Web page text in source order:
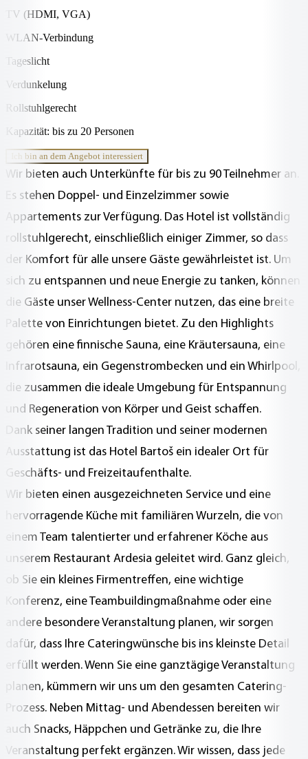
TV (HDMI, VGA)
WLAN-Verbindung
Tageslicht
Verdunkelung
Rollstuhlgerecht
Kapazität: bis zu 20 Personen
Ich bin an dem Angebot interessiert
Wir bieten auch Unterkünfte für bis zu 90 Teilnehmer an.
Es stehen Doppel- und Einzelzimmer sowie
Appartements zur Verfügung. Das Hotel ist vollständig
rollstuhlgerecht, einschließlich einiger Zimmer, so dass
der Komfort für alle unsere Gäste gewährleistet ist. Um
sich zu entspannen und neue Energie zu tanken, können
die Gäste unser Wellness-Center nutzen, das eine breite
Palette von Einrichtungen bietet. Zu den Highlights
gehören eine finnische Sauna, eine Kräutersauna, eine
Infrarotsauna, ein Gegenstrombecken und ein Whirlpool,
die zusammen die ideale Umgebung für Entspannung
und Regeneration von Körper und Geist schaffen.
Dank seiner langen Tradition und seiner modernen
Ausstattung ist das Hotel Bartoš ein idealer Ort für
Geschäfts- und Freizeitaufenthalte.
Wir bieten einen ausgezeichneten Service und eine
hervorragende Küche mit familiären Wurzeln, die von
einem Team talentierter und erfahrener Köche aus
unserem Restaurant Ardesia geleitet wird. Ganz gleich,
ob Sie ein kleines Firmentreffen, eine wichtige
Konferenz, eine Teambuildingmaßnahme oder eine
andere besondere Veranstaltung planen, wir sorgen
dafür, dass Ihre Cateringwünsche bis ins kleinste Detail
erfüllt werden. Wenn Sie eine ganztägige Veranstaltung
planen, kümmern wir uns um den gesamten Catering-
Prozess. Neben Mittag- und Abendessen bereiten wir
auch Snacks, Häppchen und Getränke zu, die Ihre
Veranstaltung perfekt ergänzen. Wir wissen, dass jede